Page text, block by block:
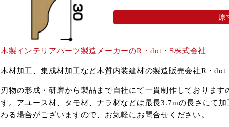
原
木製インテリアパーツ製造メーカーのR・dot・S株式会社
木材加工、集成材加工など木質内装建材の製造販売会社R・dot
刃物の形成・研磨から製品まで自社にて一貫制作しておりま
す。アユース材、タモ材、ナラ材などは最長3.7mの長さにて
わる場合がございますので、お気軽にお問合せください。